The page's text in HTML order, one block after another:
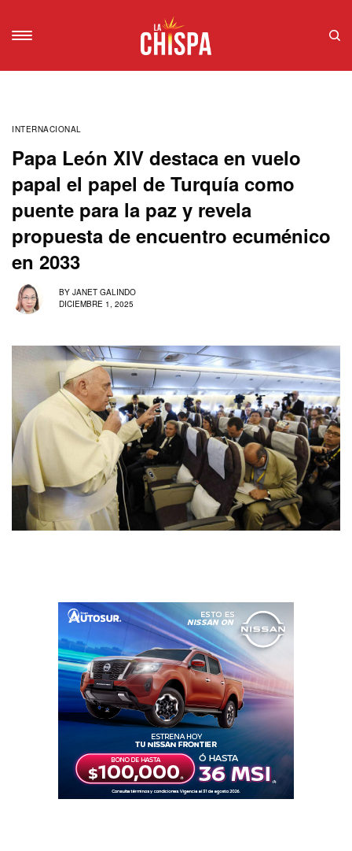
INTERNACIONAL
Papa León XIV destaca en vuelo
papal el papel de Turquía como
puente para la paz y revela
propuesta de encuentro ecuménico
en 2033
BY JANET GALINDO
DICIEMBRE 1, 2025